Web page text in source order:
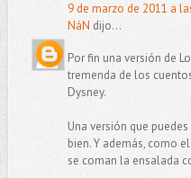
9 de marzo de 2011 a
NáN dijo...
Por fin una versión de
tremenda de los
Dysney.
Una versión que
bien. Y además, como
se coman la ensalada